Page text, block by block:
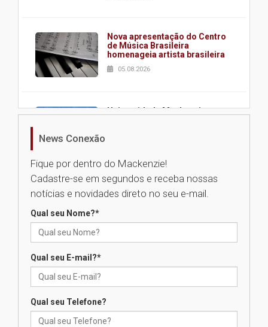
Nova apresentação do Centro
de Música Brasileira
homenageia artista brasileira
05.08.2026
Universidade Mackenzie
Seminário discute desafios
das novas tecnologias em
calouros do segundo semestre
News Conexão
Fique por dentro do Mackenzie!
Cadastre-se em segundos e receba nossas
notícias e novidades direto no seu e-mail.
Qual seu Nome?*
Qual seu E-mail?*
Qual seu Telefone?